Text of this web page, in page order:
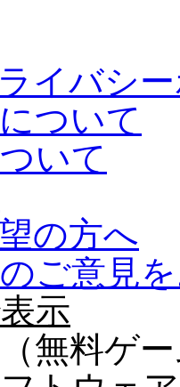
イバシ
ついて
いて
の方へ
ご意見
示
無料ゲ